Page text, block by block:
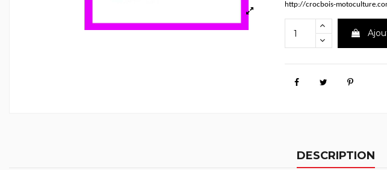
http://crocbois-
DESCRIPTION